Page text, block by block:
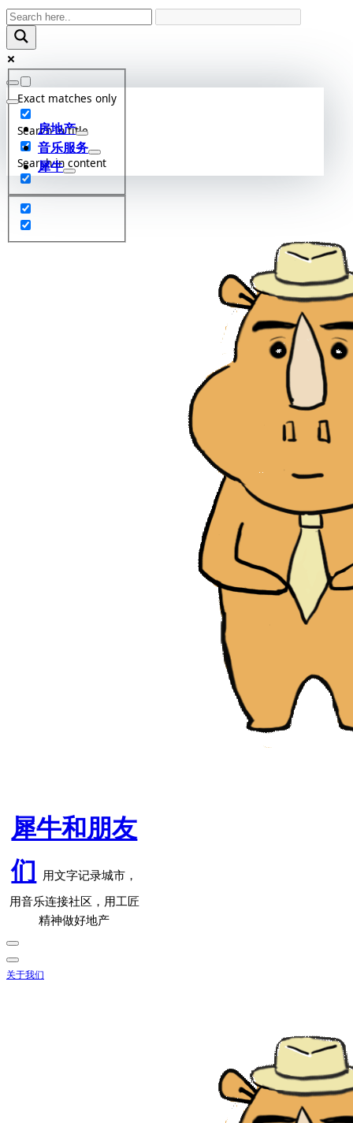
Skip
to
content
Exact matches only
Search in title
Search in content
房地产
音乐服务
犀牛
犀牛和朋友
们 用文字记录城市，
用音乐连接社区，用工匠
精神做好地产
关于我们